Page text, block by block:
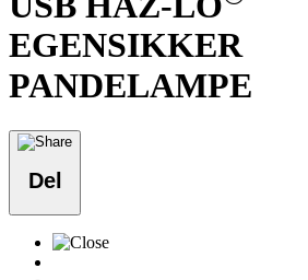
EGENSIKKER
PANDELAMPE
Del